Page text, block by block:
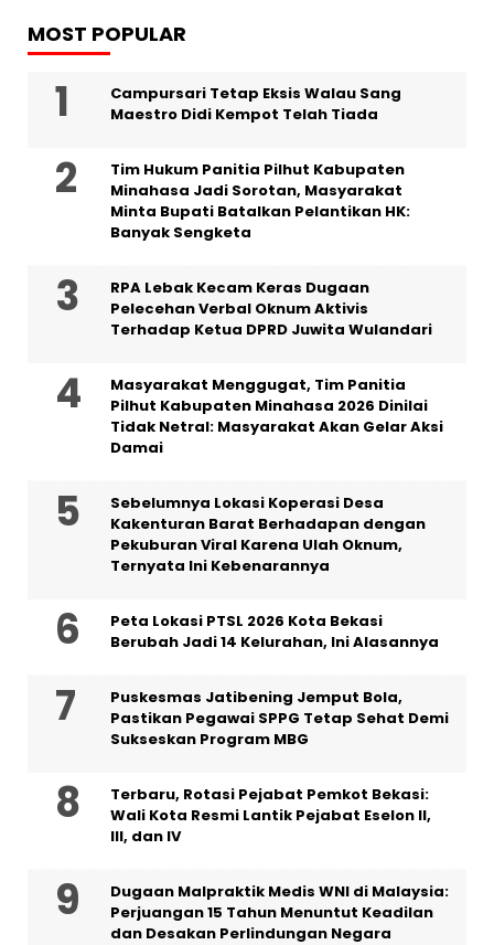
MOST POPULAR
Campursari Tetap Eksis Walau Sang
Maestro Didi Kempot Telah Tiada
Tim Hukum Panitia Pilhut Kabupaten
Minahasa Jadi Sorotan, Masyarakat
Minta Bupati Batalkan Pelantikan HK:
Banyak Sengketa
RPA Lebak Kecam Keras Dugaan
Pelecehan Verbal Oknum Aktivis
Terhadap Ketua DPRD Juwita Wulandari
Masyarakat Menggugat, Tim Panitia
Pilhut Kabupaten Minahasa 2026 Dinilai
Tidak Netral: Masyarakat Akan Gelar Aksi
Damai
Sebelumnya Lokasi Koperasi Desa
Kakenturan Barat Berhadapan dengan
Pekuburan Viral Karena Ulah Oknum,
Ternyata Ini Kebenarannya
Peta Lokasi PTSL 2026 Kota Bekasi
Berubah Jadi 14 Kelurahan, Ini Alasannya
Puskesmas Jatibening Jemput Bola,
Pastikan Pegawai SPPG Tetap Sehat Demi
Sukseskan Program MBG
‎Terbaru, Rotasi Pejabat Pemkot Bekasi:
Wali Kota Resmi Lantik Pejabat Eselon II,
III, dan IV ‎
‎Dugaan Malpraktik Medis WNI di Malaysia:
Perjuangan 15 Tahun Menuntut Keadilan
dan Desakan Perlindungan Negara